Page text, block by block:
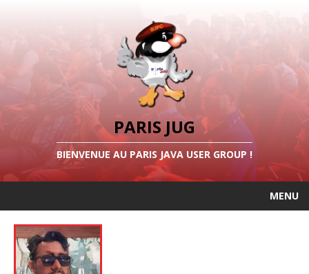
PARIS JUG
BIENVENUE AU PARIS JAVA USER GROUP !
MENU